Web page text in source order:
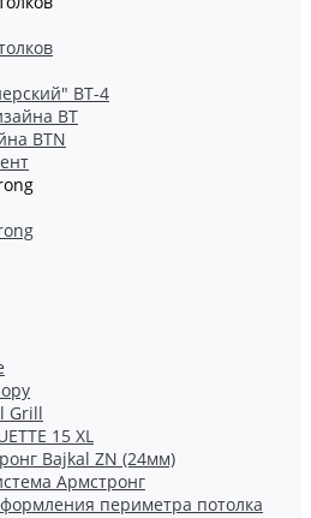
ВТ-4
BT
ВТN
Grill
15 XL
Bajkal ZN (24мм)
Армстронг
периметра потолка